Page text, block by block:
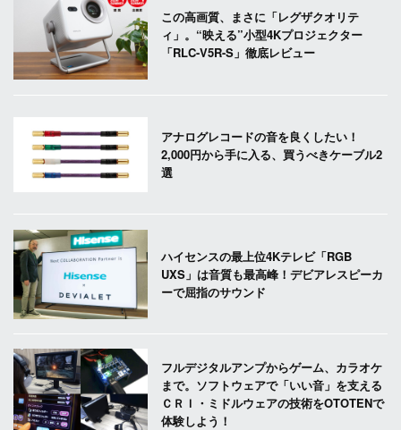
この高画質、まさに「レグザクオリテ
ィ」。“映える”小型4Kプロジェクター
「RLC-V5R-S」徹底レビュー
アナログレコードの音を良くしたい！
2,000円から手に入る、買うべきケーブル2
選
ハイセンスの最上位4Kテレビ「RGB
UXS」は音質も最高峰！デビアレスピーカ
ーで屈指のサウンド
フルデジタルアンプからゲーム、カラオケ
まで。ソフトウェアで「いい音」を支える
ＣＲＩ・ミドルウェアの技術をOTOTENで
体験しよう！